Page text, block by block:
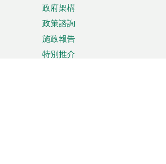
政府架構
政策諮詢
施政報告
特別推介